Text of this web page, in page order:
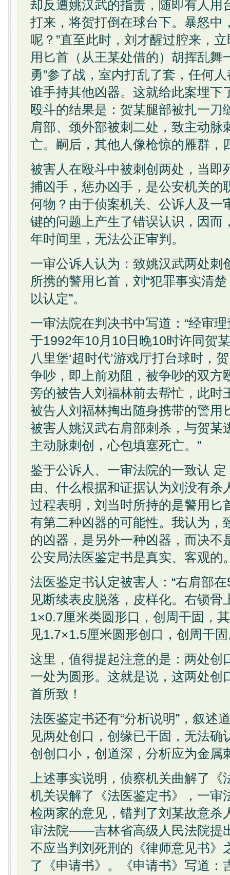
却反遭姚汉武的指责，随即有人用
打来，将贺打倒在球台下。暴怒中
呢？”直至此时，刘才醒过腔来，
用匕首（从王某处借的）胡挥乱舞
勇”参了战，室内打乱了套，任何
谁手持其他凶器。这就给此案埋下
殴斗的结果是：贺某腿部被扎一刀
肩部、颈外部被刺二处，致主动脉
亡。嗣后，其他人像枪惊的雁群，
被害人在殴斗中被刺创两处，当即
捕凶手，惩办凶手，是公安机关的
何物？由于侦案机关、公诉人及一
键的问题上产生了错误认识，因而
年时间里，无法公正审判。
一审公诉人认为：致姚汉武两处刺
所携的警用匕首，刘“犯罪事实清
以认定”。
一审法院在判决书中写道：“经审
于1992年10月10日晚10时许同贺
八里堡‘超时代’游戏厅打台球时，
争吵，即上前劝阻，被争吵的双方
旁的被告人刘福林前去帮忙，此时
被告人刘福林掏出随身携带的警用
被害人姚汉武右肩部刺杀，与贺某
主动脉刺创，心包填塞死亡。”
鉴于公诉人、一审法院的一致认
由、什么根据和证据认为刘没有杀
过程表明，刘当时所持的是警用匕
有第二种凶器的可能性。我认为，
的凶器，是另外一种凶器，而决不
公安局法医鉴定书是真实、客观的
法医鉴定书认定被害人：“右肩部
见断续表皮脱落，皮样化。右锁骨
1×0.7厘米类圆形口，创周干固，
见1.7×1.5厘米圆形创口，创周干固
这里，值得提起注意的是：两处创
一处为圆形。这就是说，这两处创
首所致！
法医鉴定书还有“分析说明”，叙述
见两处创口，创缘已干固，无法确
创创口小，创道深，分析应为金属
上述事实说明，侦察机关曲解了
机关误解了《法医鉴定书》，一审
检两家的意见，错判了刘某故意杀
审法院——吉林省高级人民法院提
不应当判刘死刑的《律师意见书》
了《申请书》。《申请书》写道：